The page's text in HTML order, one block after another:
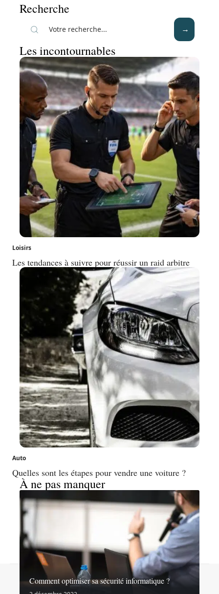
Recherche
Les incontournables
Loisirs
Les tendances à suivre pour réussir un raid arbitre
Auto
Quelles sont les étapes pour vendre une voiture ?
À ne pas manquer
Comment optimiser sa sécurité informatique ?
Mentions légales Sitemap